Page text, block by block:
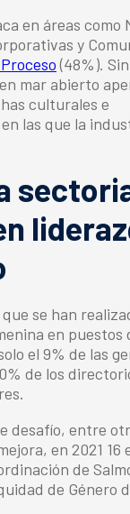
en áreas como
y
(48%).
mar abierto
culturales e
las que la
se han
en puestos
el 9% de las
de los
desafío, entre
en 2021 16
de
de Género